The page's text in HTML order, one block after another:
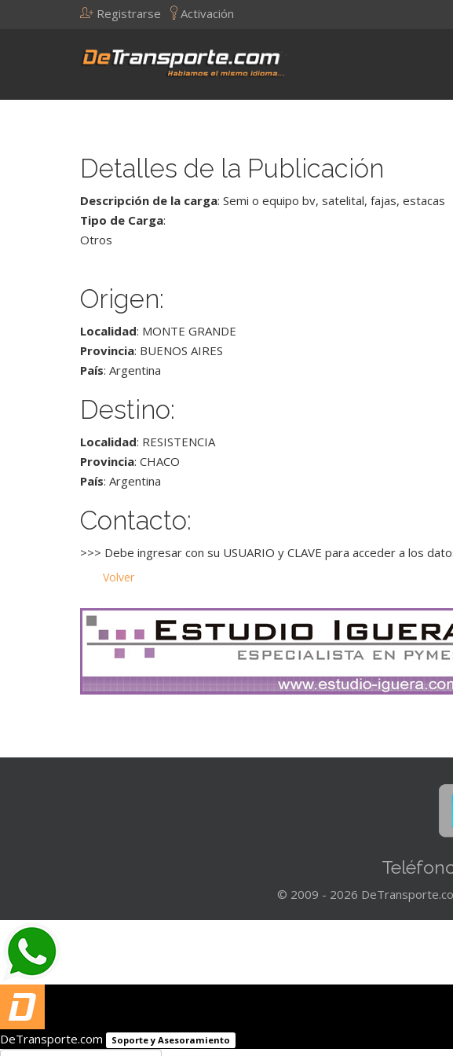
Registrarse Activación
Detalles de la Publicación
Descripción de la carga: Semi o equipo bv, satelital, fajas, estacas
Tipo de Carga:
Otros
Origen:
Localidad: MONTE GRANDE
Provincia: BUENOS AIRES
País: Argentina
Destino:
Localidad: RESISTENCIA
Provincia: CHACO
País: Argentina
Contacto:
>>> Debe ingresar con su USUARIO y CLAVE para acceder a los
Volver
© 2009 - 2026
DeTransporte.com Soporte y Asesoramiento